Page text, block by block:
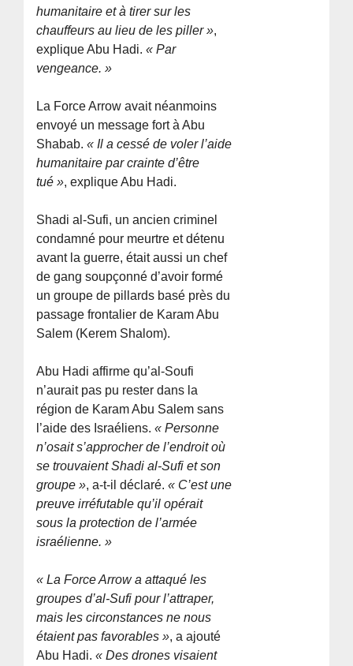
humanitaire et à tirer sur les
chauffeurs au lieu de les piller »,
explique Abu Hadi.« Par
vengeance. »
La Force Arrow avait néanmoins
envoyé un message fort à Abu
Shabab.« Il a cessé de voler l’aide
humanitaire par crainte d’être
tué », explique Abu Hadi.
Shadi al-Sufi, un ancien criminel
condamné pour meurtre et détenu
avant la guerre, était aussi un chef
de gang soupçonné d’avoir formé
un groupe de pillards basé près du
passage frontalier de Karam Abu
Salem (Kerem Shalom).
Abu Hadi affirme qu’al-Soufi
n’aurait pas pu rester dans la
région de Karam Abu Salem sans
l’aide des Israéliens.« Personne
n’osait s’approcher de l’endroit où
se trouvaient Shadi al-Sufi et son
groupe », a-t-il déclaré.« C’est une
preuve irréfutable qu’il opérait
sous la protection de l’armée
israélienne. »
« La Force Arrow a attaqué les
groupes d’al-Sufi pour l’attraper,
mais les circonstances ne nous
étaient pas favorables », a ajouté
Abu Hadi. « Des drones visaient